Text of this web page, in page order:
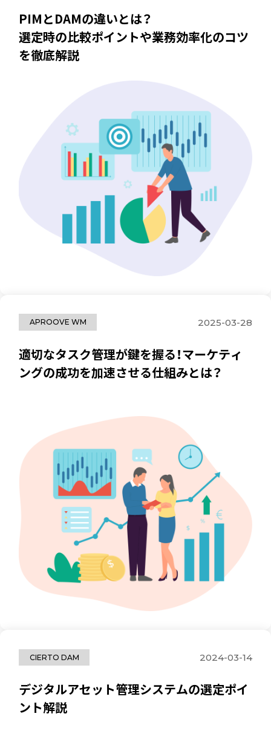
PIMとDAMの違いとは？
選定時の比較ポイントや業務効率化のコツ
を徹底解説
APROOVE WM 2025-03-28
適切なタスク管理が鍵を握る！マーケティ
ングの成功を加速させる仕組みとは？
CIERTO DAM 2024-03-14
デジタルアセット管理システムの選定ポイ
ント解説